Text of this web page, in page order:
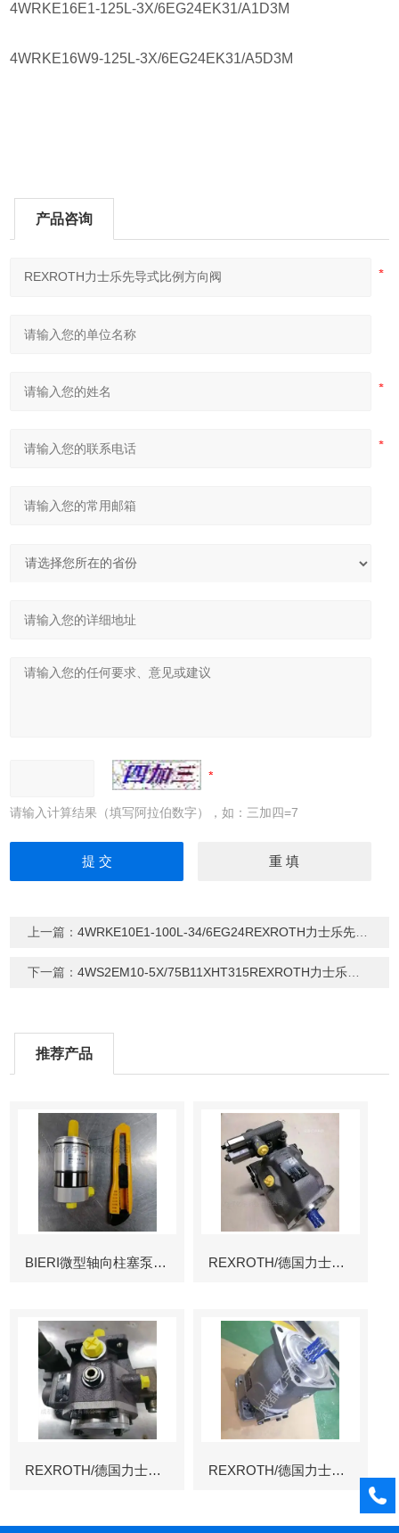
4WRKE16E1-125L-3X/6EG24EK31/A1D3M
4WRKE16W9-125L-3X/6EG24EK31/A5D3M
产品咨询
请输入计算结果（填写阿拉伯数字），如：三加四=7
上一篇：4WRKE10E1-100L-34/6EG24REXROTH力士乐先导式比例方向阀
下一篇：4WS2EM10-5X/75B11XHT315REXROTH力士乐四通伺服阀
推荐产品
BIERI微型轴向柱塞泵AKP REXROTH/德国力士乐叶片泵
REXROTH/德国力士乐叶片泵 REXROTH/德国力士乐变量柱塞泵冶金